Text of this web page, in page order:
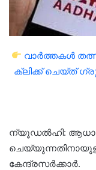
വാർത്തകൾ
ക്ലിക്ക് ചെയ്ത്
ന്യൂഡൽഹി:
കേന്ദ്രസർക്കാർ.